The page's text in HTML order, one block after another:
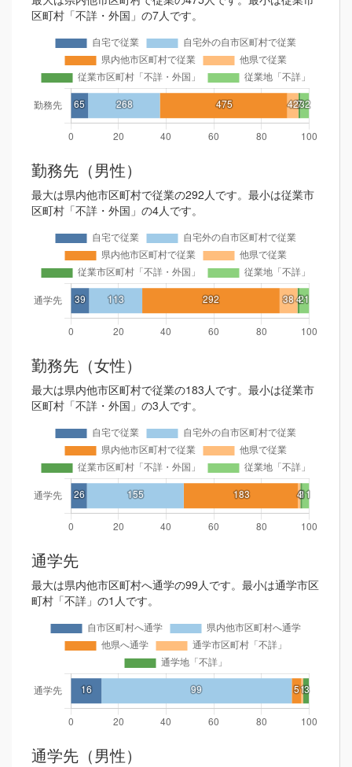
区町村「不詳・外国」の7人です。
勤務先（男性）
最大は県内他市区町村で従業の292人です。最小は従業市
区町村「不詳・外国」の4人です。
勤務先（女性）
最大は県内他市区町村で従業の183人です。最小は従業市
区町村「不詳・外国」の3人です。
通学先
最大は県内他市区町村へ通学の99人です。最小は通学市区
町村「不詳」の1人です。
通学先（男性）